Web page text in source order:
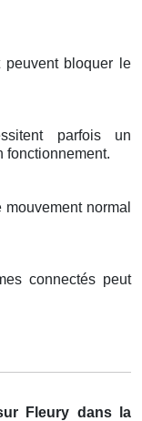
peuvent bloquer le
parfois un
fonctionnement.
normal
connectés peut
Fleury dans la